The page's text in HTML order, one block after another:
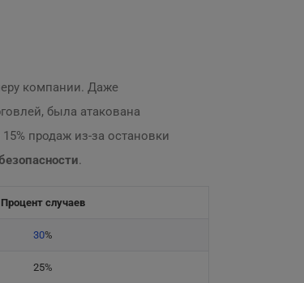
компании. Даже
была атакована
продаж из-за остановки
.
Процент случаев
30%
25%